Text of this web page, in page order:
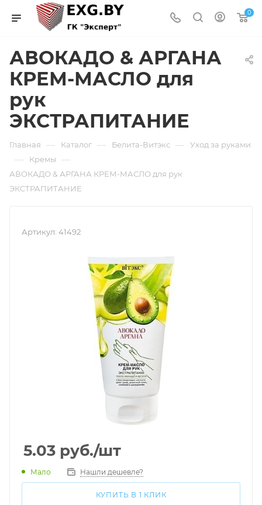
0
АВОКАДО & АРГАНА
КРЕМ-МАСЛО для
рук
ЭКСТРАПИТАНИЕ
Главная — Каталог — Белита-Витэкс — Уход за руками
— Кремы —
АВОКАДО & АРГАНА КРЕМ-МАСЛО для рук
ЭКСТРАПИТАНИЕ
Артикул: 41492
5.03 руб./шт
Мало Нашли дешевле?
КУПИТЬ В 1 КЛИК